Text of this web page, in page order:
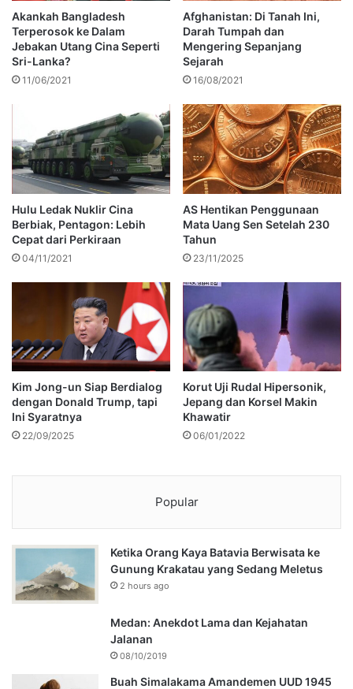
Akankah Bangladesh
Terperosok ke Dalam
Jebakan Utang Cina Seperti
Sri-Lanka?
11/06/2021
Afghanistan: Di Tanah Ini,
Darah Tumpah dan
Mengering Sepanjang
Sejarah
16/08/2021
Hulu Ledak Nuklir Cina
Berbiak, Pentagon: Lebih
Cepat dari Perkiraan
04/11/2021
AS Hentikan Penggunaan
Mata Uang Sen Setelah 230
Tahun
23/11/2025
Kim Jong-un Siap Berdialog
dengan Donald Trump, tapi
Ini Syaratnya
22/09/2025
Korut Uji Rudal Hipersonik,
Jepang dan Korsel Makin
Khawatir
06/01/2022
Popular
Ketika Orang Kaya Batavia Berwisata ke
Gunung Krakatau yang Sedang Meletus
2 hours ago
Medan: Anekdot Lama dan Kejahatan
Jalanan
08/10/2019
Buah Simalakama Amandemen UUD 1945